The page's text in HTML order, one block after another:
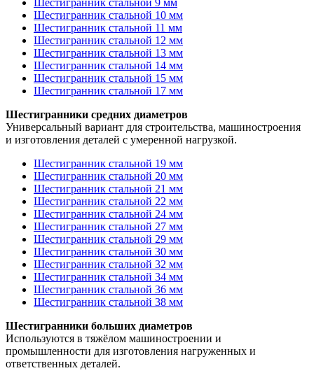
Шестигранник стальной 10 мм
Шестигранник стальной 11 мм
Шестигранник стальной 12 мм
Шестигранник стальной 13 мм
Шестигранник стальной 14 мм
Шестигранник стальной 15 мм
Шестигранник стальной 17 мм
Шестигранники средних диаметров
Универсальный вариант для строительства, машиностроения
и изготовления деталей с умеренной нагрузкой.
Шестигранник стальной 19 мм
Шестигранник стальной 20 мм
Шестигранник стальной 21 мм
Шестигранник стальной 22 мм
Шестигранник стальной 24 мм
Шестигранник стальной 27 мм
Шестигранник стальной 29 мм
Шестигранник стальной 30 мм
Шестигранник стальной 32 мм
Шестигранник стальной 34 мм
Шестигранник стальной 36 мм
Шестигранник стальной 38 мм
Шестигранники больших диаметров
Используются в тяжёлом машиностроении и
промышленности для изготовления нагруженных и
ответственных деталей.